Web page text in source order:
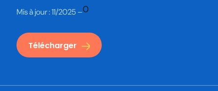
Mis à jour :11/2025 –0
Télécharger